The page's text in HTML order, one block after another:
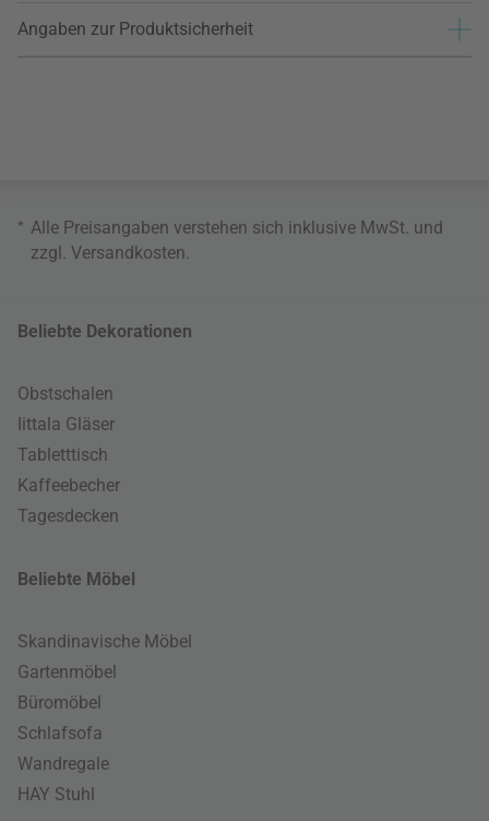
Angaben zur Produktsicherheit
* Alle Preisangaben verstehen sich inklusive MwSt. und
zzgl. Versandkosten
Beliebte Dekorationen
Obstschalen
Iittala Gläser
Tabletttisch
Kaffeebecher
Tagesdecken
Beliebte Möbel
Skandinavische Möbel
Gartenmöbel
Büromöbel
Schlafsofa
Wandregale
HAY Stuhl